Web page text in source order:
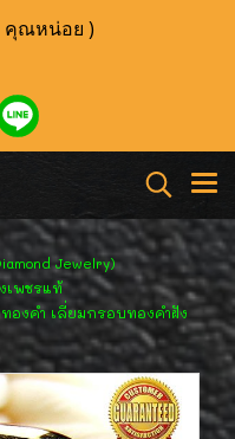
คุณหน่อย )
Jewelry)
เพชรแท้
องคำ เลี่ยมกรอบทองคำฝัง